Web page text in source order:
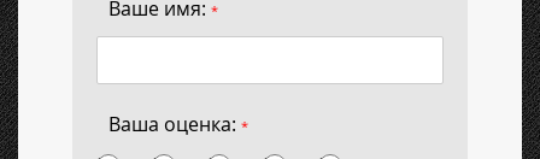
Ваше имя: *
Ваша оценка: *